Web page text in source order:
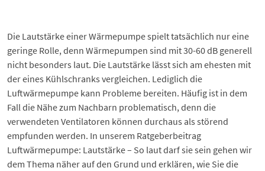
Die Lautstärke einer Wärmepumpe spielt tatsächlich nur eine
geringe Rolle, denn Wärmepumpen sind mit 30-60 dB generell
nicht besonders laut. Die Lautstärke lässt sich am ehesten mit
der eines Kühlschranks vergleichen. Lediglich die
Luftwärmepumpe kann Probleme bereiten. Häufig ist in dem
Fall die Nähe zum Nachbarn problematisch, denn die
verwendeten Ventilatoren können durchaus als störend
empfunden werden. In unserem Ratgeberbeitrag
Luftwärmepumpe: Lautstärke – So laut darf sie sein gehen wir
dem Thema näher auf den Grund und erklären, wie Sie die